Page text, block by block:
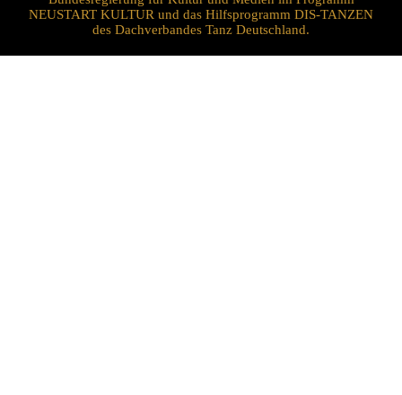
NEUSTART KULTUR und das Hilfsprogramm DIS-TANZEN
des Dachverbandes Tanz Deutschland.